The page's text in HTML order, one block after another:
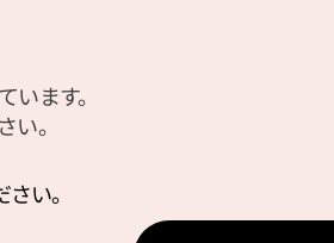
ダウンロード
ブック／電子書籍
位置情報
ます。
い。
い。